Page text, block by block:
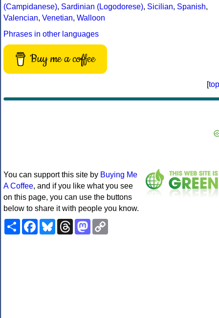
(Campidanese), Sardinian (Logodorese), Sicilian, Spanish,
Valencian, Venetian, Walloon
Phrases in other languages
Buy me a coffee
[top
You can support this site by Buying Me
A Coffee, and if you like what you see
on this page, you can use the buttons
below to share it with people you know.
ShareFacebookBlueskyThreadsMastodon